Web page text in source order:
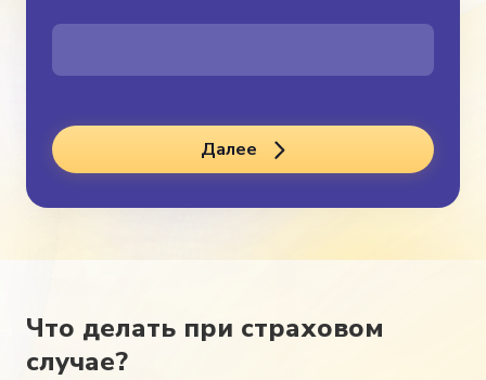
Далее
Что делать при страховом
случае?